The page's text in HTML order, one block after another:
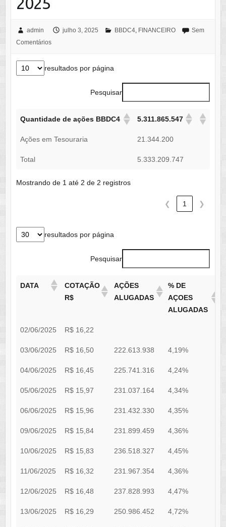
admin julho 3, 2025 BBDC4, FINANCEIRO
Sem
Comentários
resultados por página
Pesquisar
Quantidade de ações BBDC4 5.311.865.547
Ações em Tesouraria 21.344.200
Total 5.333.209.747
Mostrando de 1 até 2 de 2 registros
❮ 1 ❯
resultados por página
Pesquisar
DATA
COTAÇÃO
R$
AÇÕES
ALUGADAS
% DE
AÇOES
ALUGADAS
02/06/2025 R$ 16,22
03/06/2025 R$ 16,50 222.613.938 4,19%
04/06/2025 R$ 16,45 225.741.316 4,24%
05/06/2025 R$ 15,97 231.037.164 4,34%
06/06/2025 R$ 15,96 231.432.330 4,35%
09/06/2025 R$ 15,84 231.899.459 4,36%
10/06/2025 R$ 15,83 236.518.327 4,45%
11/06/2025 R$ 16,32 231.967.354 4,36%
12/06/2025 R$ 16,48 237.828.993 4,47%
13/06/2025 R$ 16,29 250.986.452 4,72%